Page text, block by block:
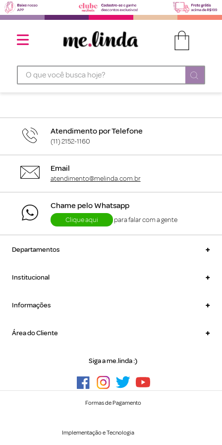
O que você busca hoje?
Atendimento por Telefone
(11) 2152-1160
Email
atendimento@melinda.com.br
Chame pelo Whatsapp
Clique aqui para falar com a gente
Departamentos +
Institucional +
Informações +
Área do Cliente +
Siga a me.linda :)
Formas de Pagamento
Implementação e Tecnologia